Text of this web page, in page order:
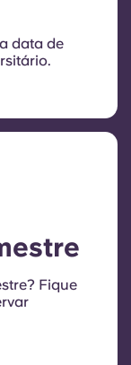
data de
Fique